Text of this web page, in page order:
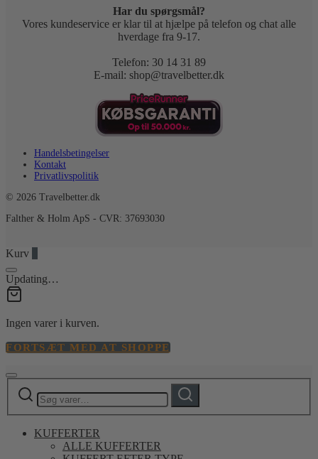
Har du spørgsmål?
Vores kundeservice er klar til at hjælpe på telefon og chat alle
hverdage fra 9-17.
Telefon: 30 14 31 89
E-mail: shop@travelbetter.dk
Handelsbetingelser
Kontakt
Privatlivspolitik
© 2026 Travelbetter.dk
Falther & Holm ApS - CVR: 37693030
Kurv
Updating…
Ingen varer i kurven.
FORTSÆT MED AT SHOPPE
Søg
efter:
Søg
KUFFERTER
ALLE KUFFERTER